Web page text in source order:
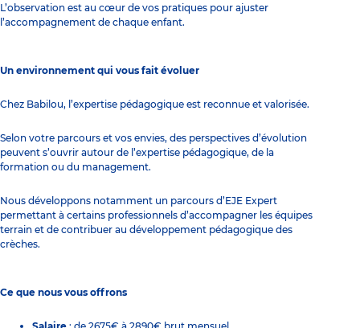
L’observation est au cœur de vos pratiques pour ajuster
l’accompagnement de chaque enfant.
Un environnement qui vous fait évoluer
Chez Babilou, l’expertise pédagogique est reconnue et valorisée.
Selon votre parcours et vos envies, des perspectives d’évolution
peuvent s’ouvrir autour de l’expertise pédagogique, de la
formation ou du management.
Nous développons notamment un parcours d’EJE Expert
permettant à certains professionnels d’accompagner les équipes
terrain et de contribuer au développement pédagogique des
crèches.
Ce que nous vous offrons